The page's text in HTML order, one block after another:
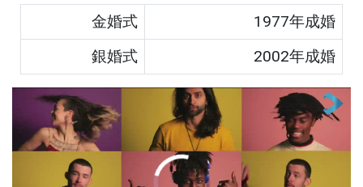
金婚式 1977年成婚
銀婚式
2002年成婚